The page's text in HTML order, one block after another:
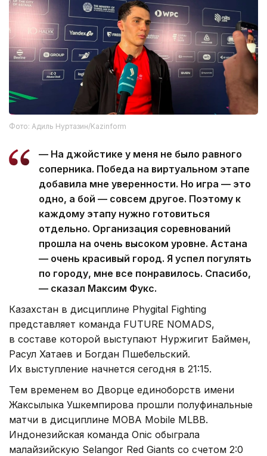
Фото: Адиль Нуртазин/Kazinform
— На джойстике у меня не было равного
соперника. Победа на виртуальном этапе
добавила мне уверенности. Но игра — это
одно, а бой — совсем другое. Поэтому к
каждому этапу нужно готовиться
отдельно. Организация соревнований
прошла на очень высоком уровне. Астана
— очень красивый город. Я успел погулять
по городу, мне все понравилось. Спасибо,
— сказал Максим Фукс.
Казахстан в дисциплине Phygital Fighting
представляет команда FUTURE NOMADS,
в составе которой выступают Нуржигит Баймен,
Расул Хатаев и Богдан Пшебельский.
Их выступление начнется сегодня в 21:15.
Тем временем во Дворце единоборств имени
Жаксылыка Ушкемпирова прошли полуфинальные
матчи в дисциплине MOBA Mobile MLBB.
Индонезийская команда Onic обыграла
малайзийскую Selangor Red Giants со счетом 2:0